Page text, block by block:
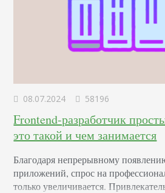
08.07.2024 58196
Frontend-разработчик
это такой и чем занимается
Благодаря непрерывному
приложений, спрос на
только увеличивается.